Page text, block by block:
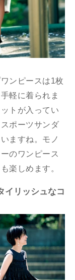
ンピースは1枚
軽に着られま
トが入ってい
ポーツサンダ
ますね。モノ
のワンピース
楽しめます。
イリッシュなコ